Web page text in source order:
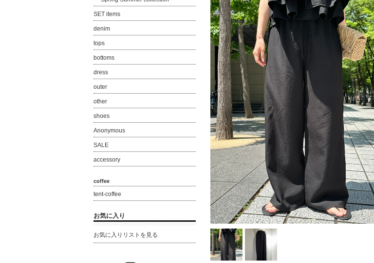
SET items
denim
tops
bottoms
dress
outer
other
shoes
Anonymous
SALE
accessory
coffee
tent-coffee
お気に入り
お気に入りリストを見る